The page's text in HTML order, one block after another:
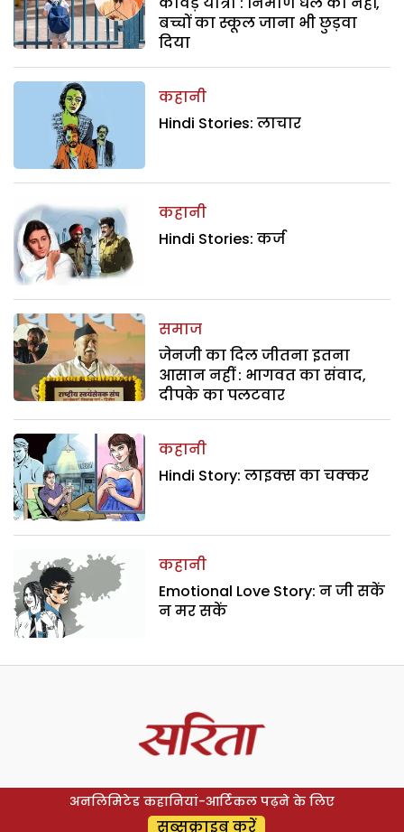
बच्चों का स्कूल जाना भी छुड़वा
दिया
कहानी
Hindi Stories: लाचार
कहानी
Hindi Stories: कर्ज
समाज
जेनजी का दिल जीतना इतना
आसान नहीं : भागवत का संवाद,
दीपके का पलटवार
कहानी
Hindi Story: लाइक्स का चक्कर
कहानी
Emotional Love Story: न जी सकें
न मर सकें
अनलिमिटेड कहानियां-आर्टिकल पढ़ने के लिए
सब्सक्राइब करें